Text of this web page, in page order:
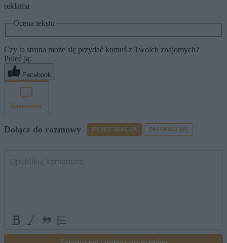
reklama
Ocena tekstu
Czy ta strona może się przydać komuś z Twoich znajomych?
Poleć ją:
Facebook